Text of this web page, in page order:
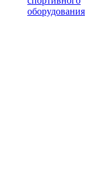
оборудования